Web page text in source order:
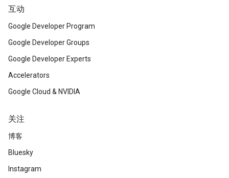
互动
Google Developer Program
Google Developer Groups
Google Developer Experts
Accelerators
Google Cloud & NVIDIA
关注
博客
Bluesky
Instagram